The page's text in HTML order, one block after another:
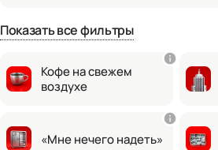
Показать все фильтры
Кофе на свежем
воздухе
«Мне нечего надеть»